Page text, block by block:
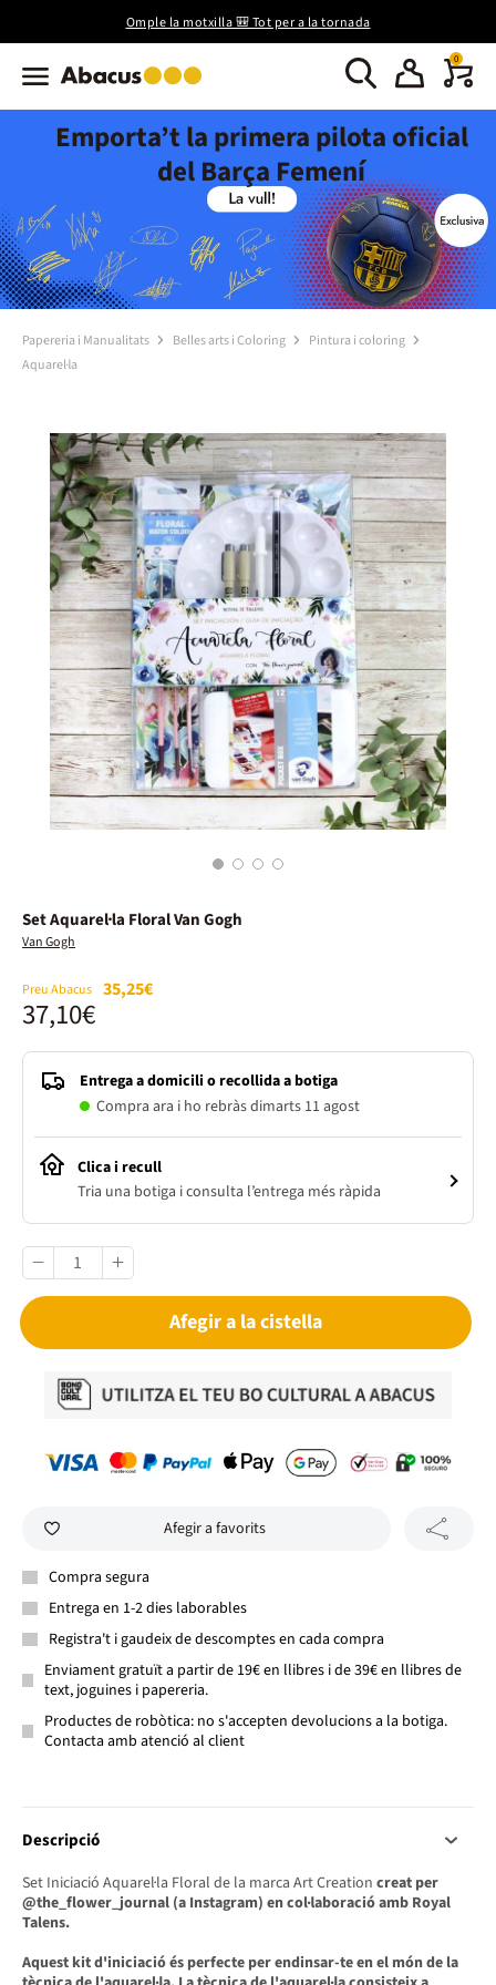
Omple la motxilla 🎒 Tot per a la tornada
0
Emporta’t la primera pilota oficial
del Barça Femení
Papereria i Manualitats Belles arts i Coloring
Pintura i coloring
Aquarel·la
1 2 3 4
Set Aquarel·la Floral Van Gogh
Van Gogh
Preu Abacus 35,25€
37,10€
Entrega a domicili o recollida a botiga
Compra ara i ho rebràs dimarts 11 agost
Clica i recull
Tria una botiga i consulta l’entrega més ràpida
Afegir a la cistella
Afegir a favorits
Compra segura
Entrega en 1-2 dies laborables
Registra't i gaudeix de descomptes en cada compra
Enviament gratuït a partir de 19€ en llibres i de 39€ en llibres de
text, joguines i papereria.
Productes de robòtica: no s'accepten devolucions a la botiga.
Contacta amb atenció al client
Descripció
Set Iniciació Aquarel·la Floral de la marca Art Creation creat per
@the_flower_journal (a Instagram) en col·laboració amb Royal
Talens.
Aquest kit d'iniciació és perfecte per endinsar-te en el món de la